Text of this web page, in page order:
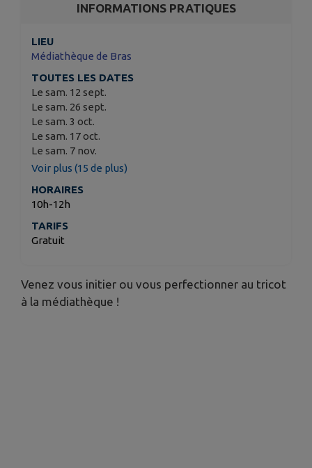
INFORMATIONS PRATIQUES
LIEU
Médiathèque de Bras
TOUTES LES DATES
Le sam. 12 sept.
Le sam. 26 sept.
Le sam. 3 oct.
Le sam. 17 oct.
Le sam. 7 nov.
Voir plus (15 de plus)
HORAIRES
10h-12h
TARIFS
Gratuit
Venez vous initier ou vous perfectionner au tricot
à la médiathèque !